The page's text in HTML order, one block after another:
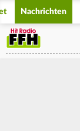
Nachrichten